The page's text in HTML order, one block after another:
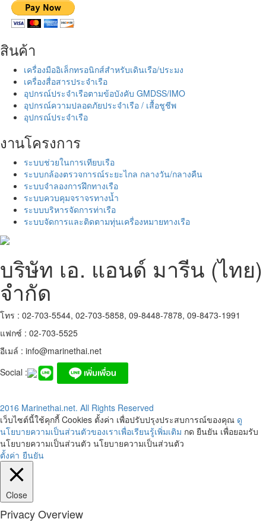
สินค้า
เครื่องมืออิเล็กทรอนิกส์สำหรับเดินเรือ/ประมง
เครื่องสื่อสารประจำเรือ
อุปกรณ์ประจำเรือตามข้อบังคับ GMDSS/IMO
อุปกรณ์ความปลอดภัยประจำเรือ / เสื้อชูชีพ
อุปกรณ์ประจำเรือ
งานโครงการ
ระบบช่วยในการเทียบเรือ
ระบบกล้องตรวจการณ์ระยะไกล กลางวัน/กลางคืน
ระบบจำลองการฝึกทางเรือ
ระบบควบคุมจราจรทางน้ำ
ระบบบริหารจัดการท่าเรือ
ระบบจัดการและติดตามทุ่นเครื่องหมายทางเรือ
บริษัท เอ. แอนด์ มารีน (ไทย)
จำกัด
โทร : 02-703-5544, 02-703-5858, 09-8448-7878, 09-8473-1991
แฟกซ์ : 02-703-5525
อีเมล์ : info@marinethai.net
Social :
2016 Marinethai.net. All Rights Reserved
เว็บไซต์นี้ใช้คุกกี้ Cookies ตั้งค่า เพื่อปรับปรุงประสบการณ์ของคุณ ดู
นโยบายความเป็นส่วนตัวของเราเพื่อเรียนรู้เพิ่มเติม กด ยืนยัน เพื่อยอมรับ
นโยบายความเป็นส่วนตัว นโยบายความเป็นส่วนตัว
ตั้งค่า ยืนยัน
Close
Privacy Overview